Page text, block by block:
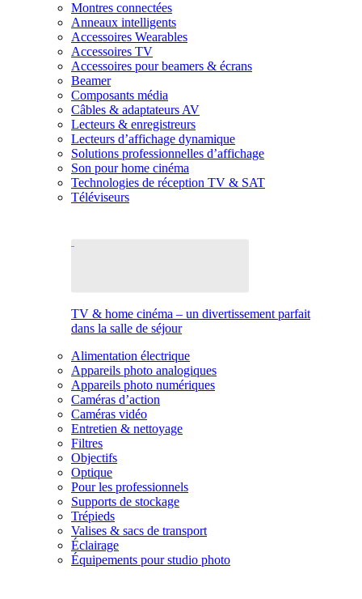
Montres connectées
Anneaux intelligents
Accessoires Wearables
Accessoires TV
Accessoires pour beamers & écrans
Beamer
Composants média
Câbles & adaptateurs AV
Lecteurs & enregistreurs
Lecteurs d’affichage dynamique
Solutions professionnelles d’affichage
Son pour home cinéma
Technologies de réception TV & SAT
Téléviseurs
TV & home cinéma – un divertissement parfait
dans la salle de séjour
Alimentation électrique
Appareils photo analogiques
Appareils photo numériques
Caméras d’action
Caméras vidéo
Entretien & nettoyage
Filtres
Objectifs
Optique
Pour les professionnels
Supports de stockage
Trépieds
Valises & sacs de transport
Éclairage
Équipements pour studio photo